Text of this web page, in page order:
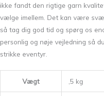
ikke fandt den rigtige garn
vælge imellem. Det kan være
så tag dig god tid og spørg os
personlig og nøje vejledning så
strikke eventyr.
Vægt ,5 kg